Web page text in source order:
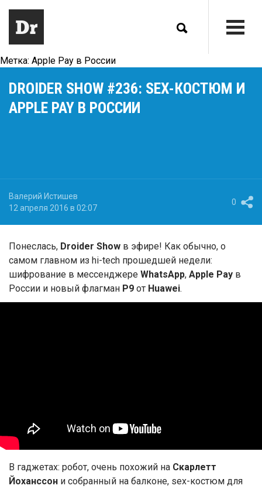
Метка: Apple Pay в России
DROIDER SHOW #236: SEX-КОСТЮМ И
APPLE PAY В РОССИИ
Валерий Истишев
12 апреля 2016 в 02:07
0
Понеслась, Droider Show в эфире! Как обычно, о
самом главном из hi-tech прошедшей недели:
шифрование в мессенджере WhatsApp, Apple Pay в
России и новый флагман P9 от Huawei.
В гаджетах: робот, очень похожий на Скарлетт
Йоханcсон и собранный на балконе, sex-костюм для